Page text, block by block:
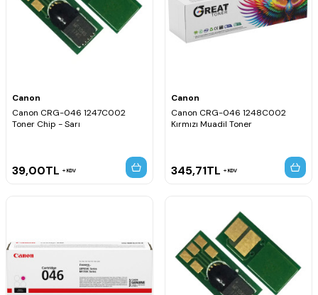
Canon
Canon CRG-046 1247C002
Toner Chip - Sarı
39,00TL KDV
Canon
Canon CRG-046 1248C002
Kırmızı Muadil Toner
345,71TL KDV